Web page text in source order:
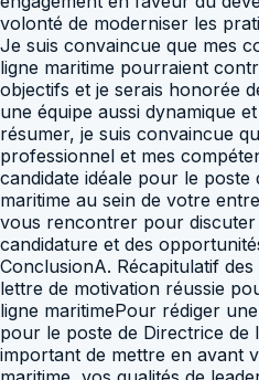
volonté de moderniser les
Je suis convaincue que mes
ligne maritime pourraient
objectifs et je serais honorée
une équipe aussi dynamique
résumer, je suis convaincue
professionnel et mes
candidate idéale pour le poste
maritime au sein de votre
vous rencontrer pour discuter
candidature et des
ConclusionA. Récapitulatif
lettre de motivation réussie
ligne maritimePour rédiger
pour le poste de Directrice de
important de mettre en avant